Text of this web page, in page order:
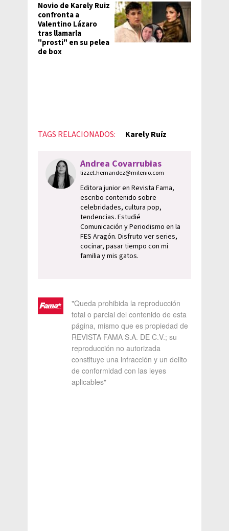
Novio de Karely Ruiz
confronta a
Valentino Lázaro
tras llamarla
"prosti" en su pelea
de box
TAGS RELACIONADOS: Karely Ruíz
Andrea Covarrubias
lizzet.hernandez@milenio.com
Editora junior en Revista Fama,
escribo contenido sobre
celebridades, cultura pop,
tendencias. Estudié
Comunicación y Periodismo en la
FES Aragón. Disfruto ver series,
cocinar, pasar tiempo con mi
familia y mis gatos.
"Queda prohibida la reproducción
total o parcial del contenido de esta
página, mismo que es propiedad de
REVISTA FAMA S.A. DE C.V.; su
reproducción no autorizada
constituye una infracción y un delito
de conformidad con las leyes
aplicables"